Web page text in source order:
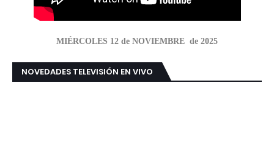
MIÉRCOLES 12 de NOVIEMBRE de 2025
NOVEDADES TELEVISIÓN EN VIVO